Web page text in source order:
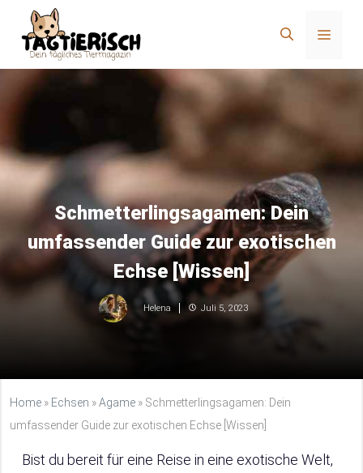
Inhalt
springen
Menü
Schmetterlingsagamen: Dein
umfassender Guide zur exotischen
Echse [Wissen]
Helena Juli 5, 2023
Home » Echsen »Agame » Schmetterlingsagamen: Dein
umfassender Guide zur exotischen Echse [Wissen]
Bist du bereit für eine Reise in eine exotische Welt,